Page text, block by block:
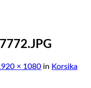
× 1080 in Korsika